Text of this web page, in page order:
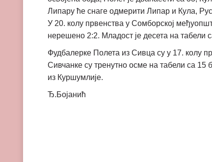
Липару ће снаге одмерити Липар и Кула,
У 20. колу првенства у Сомборској
нерешено 2:2. Младост је десета на табели
Фудбалерке Полета из Сивца су у 17. колу
Сивчанке су тренутно осме на табели са
из Куршумлије.
Ђ.Бојанић